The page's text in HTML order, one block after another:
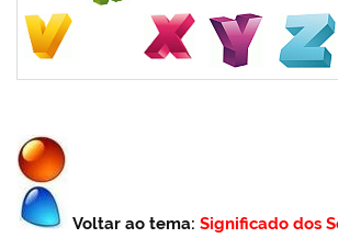
Voltar ao tema:Significado dos